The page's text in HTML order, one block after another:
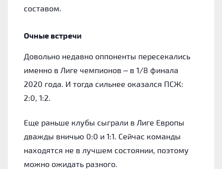
составом.
Очные встречи
Довольно недавно оппоненты пересекались
именно в Лиге чемпионов – в 1/8 финала
2020 года. И тогда сильнее оказался ПСЖ:
2:0, 1:2.
Еще раньше клубы сыграли в Лиге Европы
дважды вничью 0:0 и 1:1. Сейчас команды
находятся не в лучшем состоянии, поэтому
можно ожидать разного.